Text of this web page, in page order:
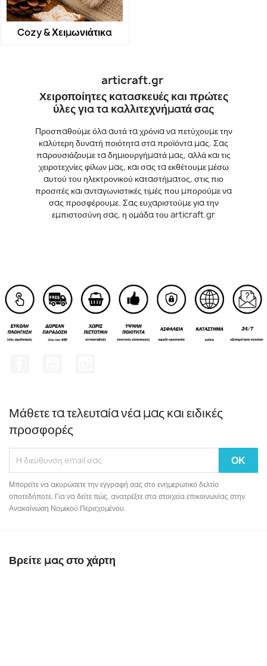
Cozy & Χειμωνιάτικα
articraft.gr
Χειροποίητες κατασκευές και πρώτες
ύλες για τα καλλιτεχνήματά σας
Προσπαθούμε όλα αυτά τα χρόνια να πετύχουμε την
καλύτερη δυνατή ποιότητα στα προϊόντα μας. Σας
παρουσιάζουμε τα δημιουργήματά μας, αλλά και τις
χειροτεχνίες φίλων μας, και σας τα εκθέτουμε μέσω
αυτού του ηλεκτρονικού καταστήματος, στις πιο
προσιτές και ανταγωνιστικές τιμές που μπορούμε να
σας προσφέρουμε. Σας ευχαριστούμε για την
εμπιστοσύνη σας, η ομάδα του articraft.gr
Μάθετε τα τελευταία νέα μας και ειδικές
προσφορές
Μπορείτε να ακυρώσετε την εγγραφή σας στο ενημερωτικό δελτίο
οποτεδήποτε. Για να δείτε πώς, ανατρέξτε στα στοιχεία επικοινωνίας στην
Ανακοίνωση Νομικού Περιεχομένου.
Βρείτε μας στο χάρτη